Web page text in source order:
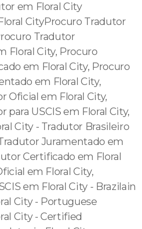
em Floral City
CityProcuro Tradutor
Tradutor
Floral City, Procuro
em Floral City, Procuro
em Floral City,
Oficial em Floral City,
para USCIS em Floral City,
City - Tradutor Brasileiro
Juramentado em
Certificado em Floral
em Floral City,
em Floral City - Brazilain
City - Portuguese
City - Certified